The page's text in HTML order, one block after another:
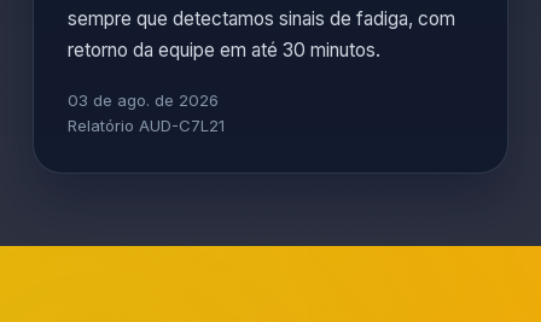
sempre que detectamos sinais de fadiga, com
retorno da equipe em até 30 minutos.
03 de ago. de 2026
Relatório AUD-C7L21